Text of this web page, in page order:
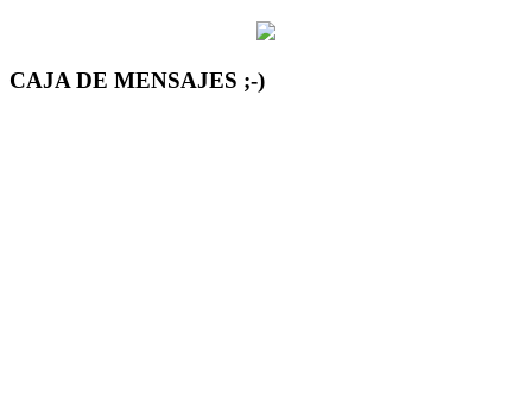
CAJA DE MENSAJES ;-)